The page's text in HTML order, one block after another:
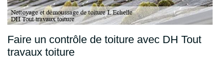
Faire un contrôle de toiture avec DH Tout
travaux toiture